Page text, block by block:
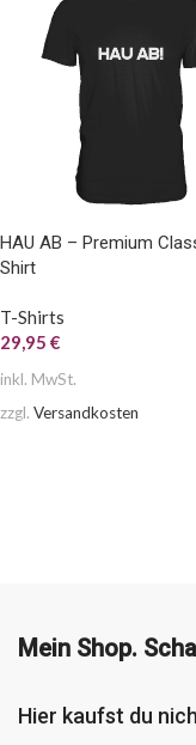
HAU AB – Premium
Shirt
T-Shirts
29,95 €
inkl. MwSt.
zzgl. Versandkosten
Mein Shop.
Hier kaufst du